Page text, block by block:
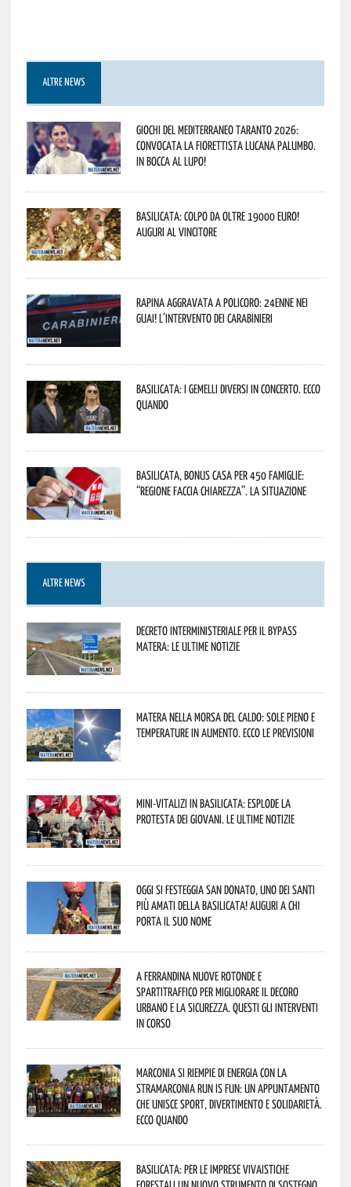
ALTRE NEWS
Giochi del Mediterraneo Taranto 2026:
convocata la fiorettista lucana Palumbo.
In bocca al lupo!
Basilicata: colpo da oltre 19000 Euro!
Auguri al vincitore
Rapina aggravata a Policoro: 24enne nei
guai! L’intervento dei Carabinieri
Basilicata: i Gemelli DiVersi in concerto. Ecco
quando
Basilicata, Bonus casa per 450 famiglie:
“Regione faccia chiarezza”. La situazione
ALTRE NEWS
Decreto interministeriale per il Bypass
Matera: le ultime notizie
Matera nella morsa del caldo: sole pieno e
temperature in aumento. Ecco le previsioni
Mini-vitalizi in Basilicata: esplode la
protesta dei giovani. Le ultime notizie
Oggi si festeggia San Donato, uno dei Santi
più amati della Basilicata! Auguri a chi
porta il suo nome
A Ferrandina nuove rotonde e
spartitraffico per migliorare il decoro
urbano e la sicurezza. Questi gli interventi
in corso
Marconia si riempie di energia con la
StraMarconia Run is Fun: un appuntamento
che unisce sport, divertimento e solidarietà.
Ecco quando
Basilicata: per le imprese vivaistiche